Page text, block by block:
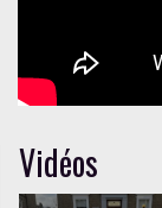
Vidéos